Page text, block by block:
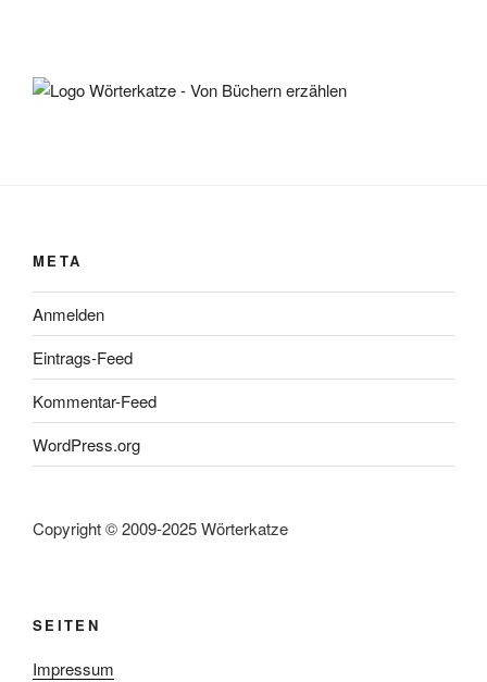
META
Anmelden
Eintrags-Feed
Kommentar-Feed
WordPress.org
Copyright © 2009-2025 Wörterkatze
SEITEN
Impressum